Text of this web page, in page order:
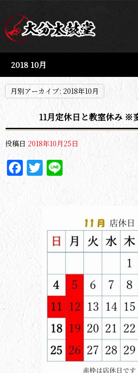
2018 10月
月別アーカイブ: 2018年10月
11月定休日と教室休み ※
投稿日 2018年10月25日
Facebook
Twitter
Line